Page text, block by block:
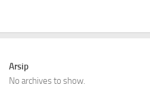
Arsip
No archives to show.